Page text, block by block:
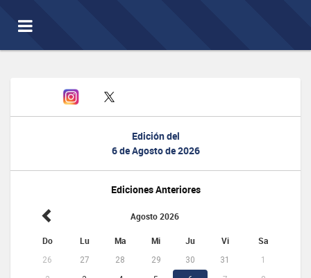
Toggle
navigation
Edición del
6 de Agosto de 2026
Ediciones Anteriores
Agosto 2026
Do Lu Ma Mi Ju Vi Sa
26 27 28 29 30 31
1